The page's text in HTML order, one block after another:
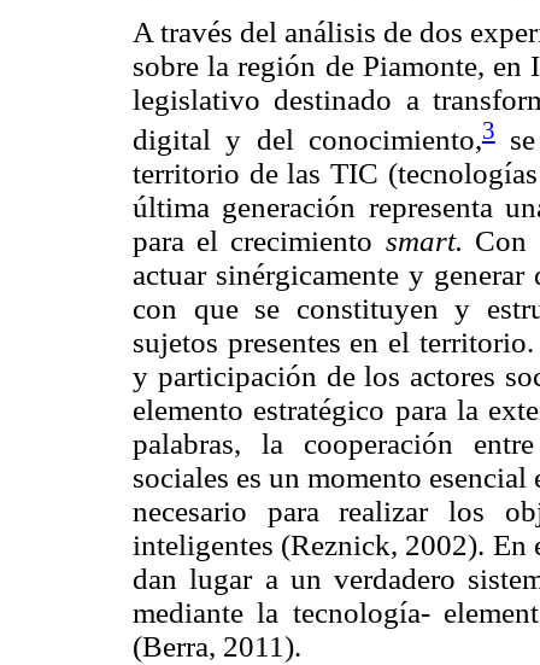
A través del análisis de dos
sobre la región de Piamonte,
legislativo destinado a
digital y del conocimiento,3se
territorio de las TIC
última generación representa
para el crecimiento smart. Con
actuar sinérgicamente y
con que se constituyen y
sujetos presentes en el
y participación de los actores
elemento estratégico para la
palabras, la cooperación
sociales es un momento
necesario para realizar los
inteligentes (Reznick, 2002).
dan lugar a un verdadero
mediante la tecnología-
(Berra, 2011).